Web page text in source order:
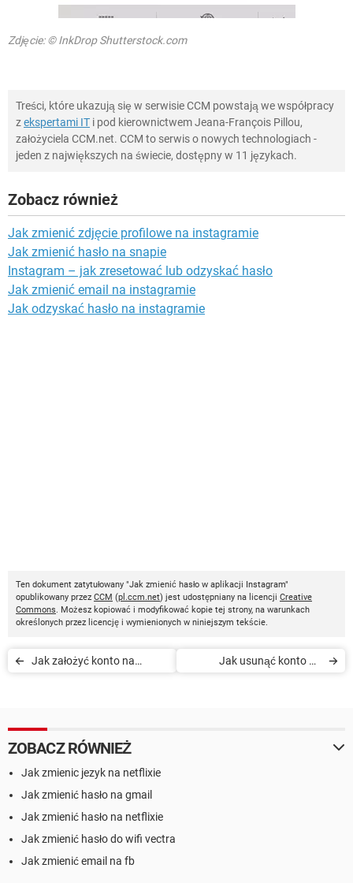
Zdjęcie: © InkDrop Shutterstock.com
Treści, które ukazują się w serwisie CCM powstają we współpracy
zekspertami IT i pod kierownictwem Jeana-François Pillou,
założyciela CCM.net. CCM to serwis o nowych technologiach -
jeden z największych na świecie, dostępny w 11 językach.
Zobacz również
Jak zmienić zdjęcie profilowe na instagramie
Jak zmienić hasło na snapie
Instagram – jak zresetować lub odzyskać hasło
Jak zmienić email na instagramie
Jak odzyskać hasło na instagramie
Ten dokument zatytułowany "Jak zmienić hasło w aplikacji Instagram"
opublikowany przez CCM (pl.ccm.net) jest udostępniany na licencji Creative
Commons. Możesz kopiować i modyfikować kopie tej strony, na warunkach
określonych przez licencję i wymienionych w niniejszym tekście.
Jak założyć konto na
Jak usunąć konto na
ZOBACZ RÓWNIEŻ
Jak zmienic jezyk na netflixie
Jak zmienić hasło na gmail
Jak zmienić hasło na netflixie
Jak zmienić hasło do wifi vectra
Jak zmienić email na fb